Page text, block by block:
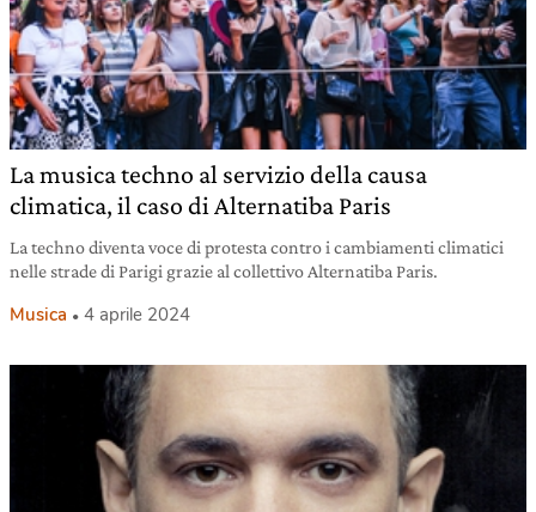
La musica techno al servizio della causa
climatica, il caso di Alternatiba Paris
La techno diventa voce di protesta contro i cambiamenti climatici
nelle strade di Parigi grazie al collettivo Alternatiba Paris.
Musica 4 aprile 2024